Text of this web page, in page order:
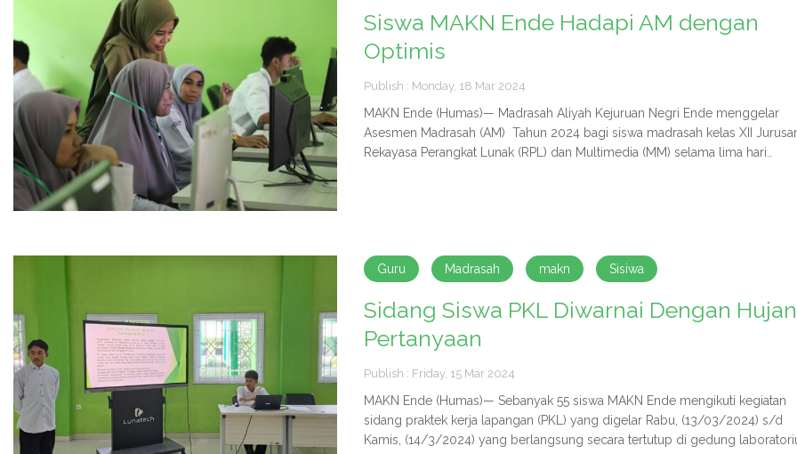
Siswa MAKN Ende Hadapi AM dengan
Optimis
Publish : Monday, 18 Mar 2024
MAKN Ende (Humas)— Madrasah Aliyah Kejuruan Negri Ende menggelar
Asesmen Madrasah (AM) Tahun 2024 bagi siswa madrasah kelas XII
Rekayasa Perangkat Lunak (RPL) dan Multimedia (MM) selama lima hari..
Guru Madrasah makn Sisiwa
Sidang Siswa PKL Diwarnai Dengan Hujan
Pertanyaan
Publish : Friday, 15 Mar 2024
MAKN Ende (Humas)— Sebanyak 55 siswa MAKN Ende mengikuti kegiatan
sidang praktek kerja lapangan (PKL) yang digelar Rabu, (13/03/2024) s/d
Kamis, (14/3/2024) yang berlangsung secara tertutup di gedung